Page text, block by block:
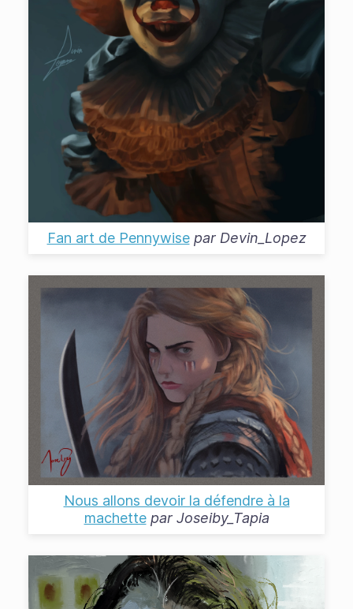
Fan art de Pennywisepar Devin_Lopez
Nous allons devoir la défendre à la
machettepar Joseiby_Tapia